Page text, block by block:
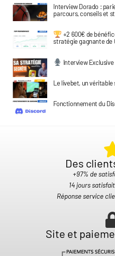
Interview Dorado :
parcours, conseils et
+2 600€ de
stratégie gagnante de
Interview
Le livebet, un
Fonctionnement du
Des
+97% de
14 jours
Réponse service
Site et